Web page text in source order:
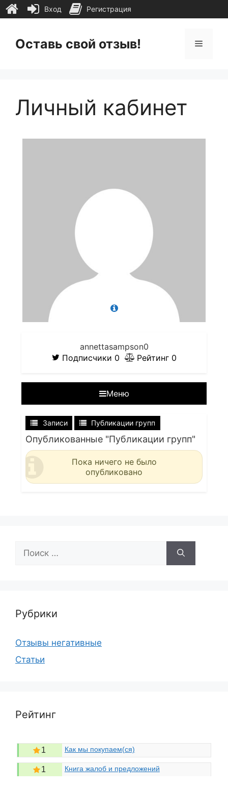
содержимому
Оставь свой отзыв! Меню
Личный кабинет
annettasampson0
Подписчики 0 Рейтинг 0
Меню
Записи Публикации групп
Опубликованные "Публикации групп"
Пока ничего не было
опубликовано
Рубрики
Отзывы негативные
Статьи
Рейтинг
1 Как мы покупаем(ся)
1 Книга жалоб и предложений
Вход Регистрация